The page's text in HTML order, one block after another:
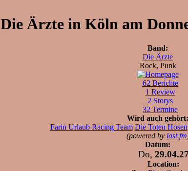
Die Ärzte in Köln am
Band:
Die Ärzte
Rock, Punk
62 Berichte
1 Review
2 Storys
32 Termine
Wird auch gehört:
Farin Urlaub Racing Team Die Toten Hosen
(powered by last.fm
Datum:
Do, 29.04.27
Location: